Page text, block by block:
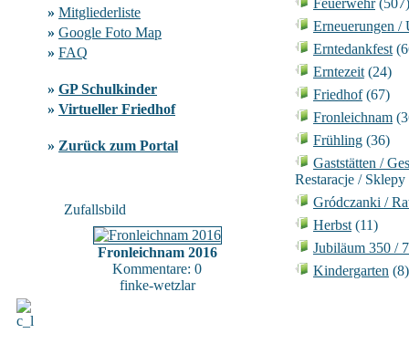
» Mitgliederliste
» Google Foto Map
» FAQ
» GP Schulkinder
» Virtueller Friedhof
» Zurück zum Portal
Zufallsbild
Fronleichnam 2016
Kommentare: 0
finke-wetzlar
Feuerwehr(507)
Erneuerungen /
Erntedankfest
Erntezeit (24)
Friedhof(67)
Fronleichnam
Frühling (36)
Gaststätten /
Restaracje / Sklepy
Gródczanki /
Herbst (11)
Jubiläum 350 /
Kindergarten (8)